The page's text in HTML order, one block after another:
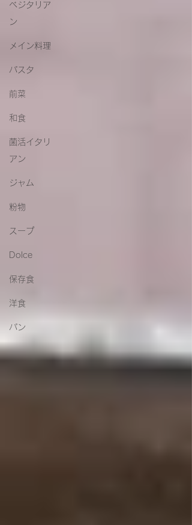
ベジタリア
ン
メイン料理
パスタ
前菜
和食
菌活イタリ
アン
ジャム
粉物
スープ
Dolce
保存食
洋食
パン